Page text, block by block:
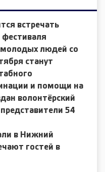
встречать
фестиваля
людей со
станут
и помощи на
волонтёрский
54
в Нижний
гостей в